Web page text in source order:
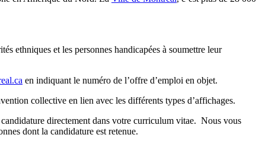
ethniques et les personnes handicapées à soumettre leur
en indiquant le numéro de l’offre d’emploi en objet.
collective en lien avec les différents types d’affichages.
directement dans votre curriculum vitae. Nous vous
dont la candidature est retenue.